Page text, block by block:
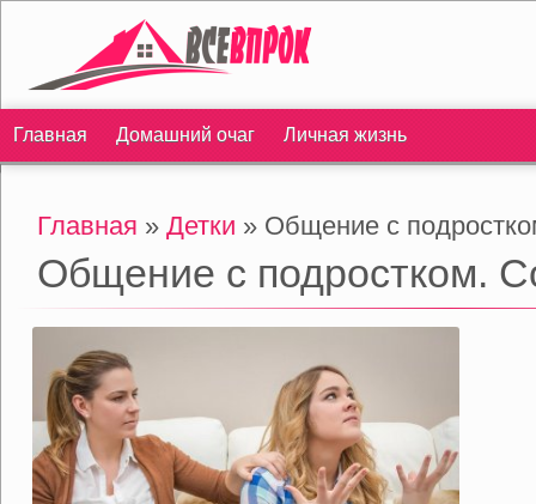
Главная Домашний очаг Личная жизнь
Главная » Детки » Общение с
Общение с подростком.